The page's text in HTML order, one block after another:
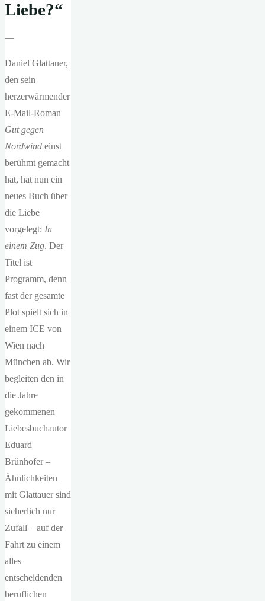
Liebe?“
—
Daniel Glattauer,
den sein
herzerwärmender
E-Mail-Roman
Gut gegen
Nordwind einst
berühmt gemacht
hat, hat nun ein
neues Buch über
die Liebe
vorgelegt: In
einem Zug. Der
Titel ist
Programm, denn
fast der gesamte
Plot spielt sich in
einem ICE von
Wien nach
München ab. Wir
begleiten den in
die Jahre
gekommenen
Liebesbuchautor
Eduard
Brünhofer –
Ähnlichkeiten
mit Glattauer sind
sicherlich nur
Zufall – auf der
Fahrt zu einem
alles
entscheidenden
beruflichen